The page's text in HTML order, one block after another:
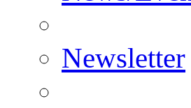
Newsletter